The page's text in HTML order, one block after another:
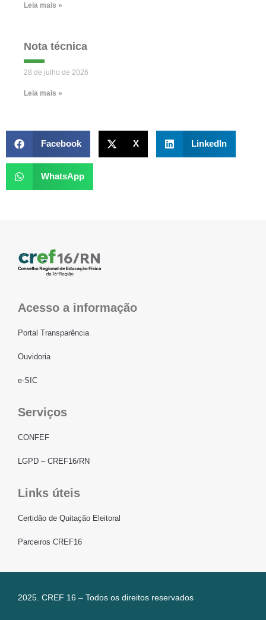
Leia mais »
Nota técnica
28 de julho de 2026
Leia mais »
Facebook X LinkedIn
WhatsApp
Acesso a informação
Portal Transparência
Ouvidoria
e-SIC
Serviços
CONFEF
LGPD – CREF16/RN
Links úteis
Certidão de Quitação Eleitoral
Parceiros CREF16
2025. CREF 16 – Todos os direitos reservados